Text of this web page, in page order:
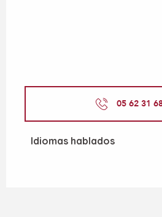
05 62 31
Idiomas hablados
Idiomas hablados